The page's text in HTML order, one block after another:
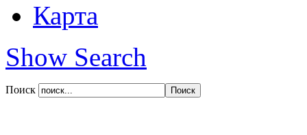
Карта
Show Search
Поиск